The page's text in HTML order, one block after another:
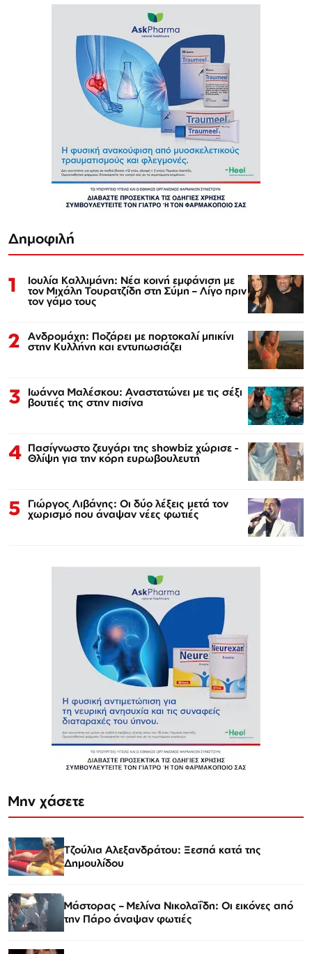
Δημοφιλή
1 Ιουλία Καλλιμάνη: Νέα κοινή εμφάνιση με
τον Μιχάλη Τουρατζίδη στη Σύμη – Λίγο πριν
τον γάμο τους
2 Ανδρομάχη: Ποζάρει με πορτοκαλί μπικίνι
στην Κυλλήνη και εντυπωσιάζει
3 Ιωάννα Μαλέσκου: Αναστατώνει με τις σέξι
βουτιές της στην πισίνα
4 Πασίγνωστο ζευγάρι της showbiz χώρισε -
Θλίψη για την κόρη ευρωβουλευτή
5 Γιώργος Λιβάνης: Οι δύο λέξεις μετά τον
χωρισμό που άναψαν νέες φωτιές
Μην χάσετε
Τζούλια Αλεξανδράτου: Ξεσπά κατά της
Δημουλίδου
Μάστορας – Μελίνα Νικολαΐδη: Οι εικόνες από
την Πάρο άναψαν φωτιές